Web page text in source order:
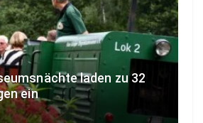
laden zu 32
ein